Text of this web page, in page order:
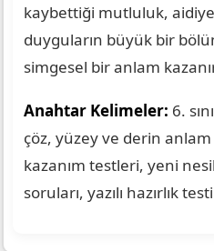
kaybettiği mutluluk,
duyguların büyük bir
simgesel bir anlam
Anahtar Kelimeler: 6.
çöz, yüzey ve derin
kazanım testleri, yeni
soruları, yazılı hazırlık